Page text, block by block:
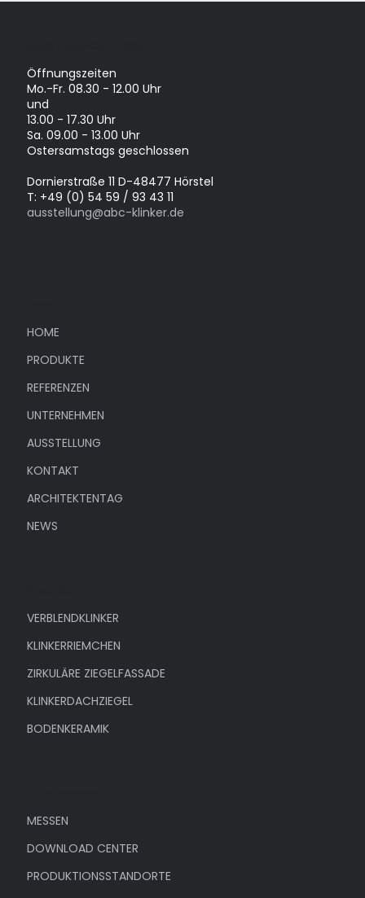
Öffnungszeiten
Mo.-Fr. 08.30 - 12.00 Uhr
und
13.00 - 17.30 Uhr
Sa. 09.00 - 13.00 Uhr
Ostersamstags geschlossen
Dornierstraße 11 D-48477 Hörstel
T: +49 (0) 54 59 / 93 43 11
ausstellung@abc-klinker.de
HOME
PRODUKTE
REFERENZEN
UNTERNEHMEN
AUSSTELLUNG
KONTAKT
ARCHITEKTENTAG
NEWS
VERBLENDKLINKER
KLINKERRIEMCHEN
ZIRKULÄRE ZIEGELFASSADE
KLINKERDACHZIEGEL
BODENKERAMIK
MESSEN
DOWNLOAD CENTER
PRODUKTIONSSTANDORTE